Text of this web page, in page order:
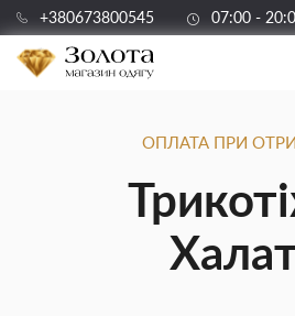
+380673800545 07:00 -
ОПЛАТА ПРИ